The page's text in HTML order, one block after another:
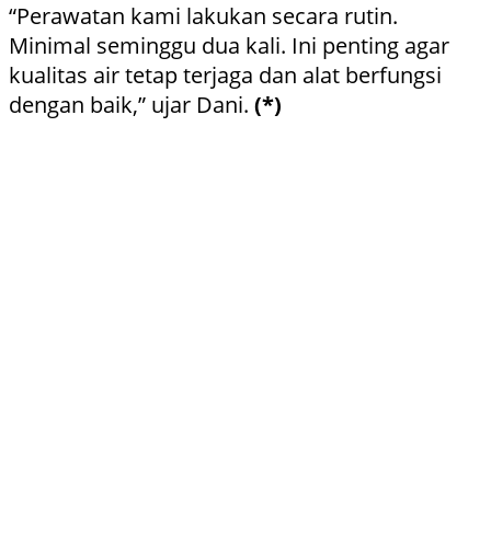
“Perawatan kami lakukan secara rutin.
Minimal seminggu dua kali. Ini penting agar
kualitas air tetap terjaga dan alat berfungsi
dengan baik,” ujar Dani. (*)